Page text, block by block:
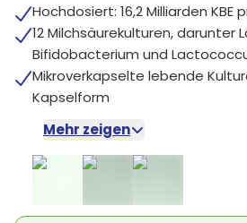
Hochdosiert: 16,2 Milliarden KBE
12 Milchsäurekulturen, darunter
Bifidobacterium und
Mikroverkapselte lebende
Kapselform
Mehr zeigen